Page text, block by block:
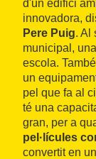
d'un edifici
innovadora,
Pere Puig. Al
municipal,
escola.
un
pel que fa al
té una
gran, per a
pel·lícules
convertit en